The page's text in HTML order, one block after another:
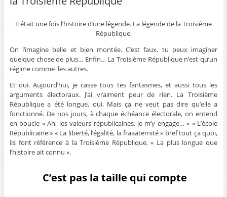
Il était une fois l’histoire d’une légende. La légende de la Troisième
République.
On l’imagine belle et bien montée. C’est faux, tu peux imaginer
quelque chose de plus… Enfin… La Troisième République n’est qu’un
régime comme les autres.
Et oui. Aujourd’hui, je casse tous tes fantasmes, et aussi tous les
arguments électoraux. J’ai vraiment peur de rien. La Troisième
République a été longue, oui. Mais ça ne veut pas dire qu’elle a
fonctionné. De nos jours, à chaque échéance électorale, on entend
en boucle « Ah, les valeurs républicaines, je m’y engage… » « L’école
Républicaine » « La liberté, l’égalité, la fraaaternité » bref tout ça quoi,
ils font référence à la Troisième République, « La plus longue que
l’histoire ait connu ».
C’est pas la taille qui compte